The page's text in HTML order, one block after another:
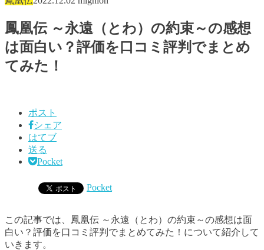
鳳凰伝 ～永遠（とわ）の約束～の感想
は面白い？評価を口コミ評判でまとめ
てみた！
ポスト
シェア
はてブ
送る
Pocket
Pocket
この記事では、鳳凰伝 ～永遠（とわ）の約束～の感想は面
白い？評価を口コミ評判でまとめてみた！について紹介して
いきます。